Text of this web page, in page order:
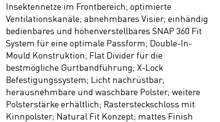
Insektennetze im Frontbereich; optimierte
Ventilationskanäle; abnehmbares Visier; einhändig
bedienbares und höhenverstellbares SNAP 360 Fit
System für eine optimale Passform; Double-In-
Mould Konstruktion; Flat Divider für die
bestmögliche Gurtbandführung; X-Lock
Befestigungssystem; Licht nachrüstbar;
herausnehmbare und waschbare Polster; weitere
Polsterstärke erhältlich; Rastersteckschloss mit
Kinnpolster; Natural Fit Konzept; mattes Finish